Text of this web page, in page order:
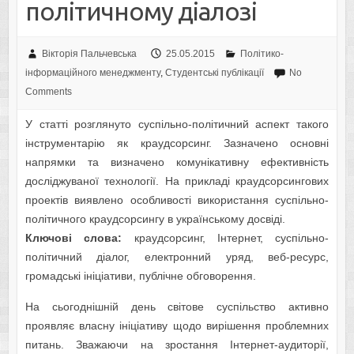
політичному діалозі
Вікторія Пальчевська 25.05.2015
Політико-
інформаційного менеджменту, Студентські публікації
No
Comments
У статті розглянуто суспільно-політичний аспект такого
інструментарію як краудсорсинг. Зазначено основні
напрямки та визначено комунікативну ефективність
досліджуваної технології. На прикладі краудсорсингових
проектів виявлено особливості використання суспільно-
політичного краудсорсингу в українському досвіді.
Ключові слова: краудсорсинг, Інтернет, суспільно-
політичний діалог, електронний уряд, веб-ресурс,
громадські ініціативи, публічне обговорення.
На сьогоднішній день світове суспільство активно
проявляє власну ініціативу щодо вирішення проблемних
питань. Зважаючи на зростання Інтернет-аудиторії,